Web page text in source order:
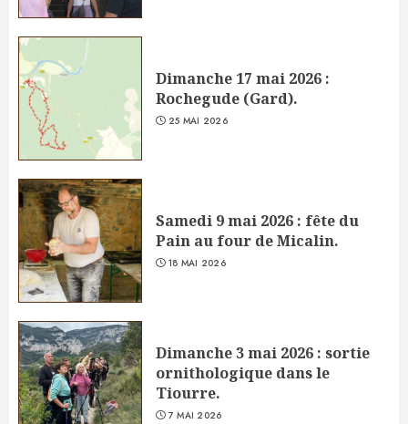
Dimanche 17 mai 2026 :
Rochegude (Gard).
25 MAI 2026
Samedi 9 mai 2026 : fête du
Pain au four de Micalin.
18 MAI 2026
Dimanche 3 mai 2026 : sortie
ornithologique dans le
Tiourre.
7 MAI 2026